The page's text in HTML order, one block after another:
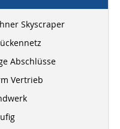
Skyscraper
Abschlüsse
Vertrieb